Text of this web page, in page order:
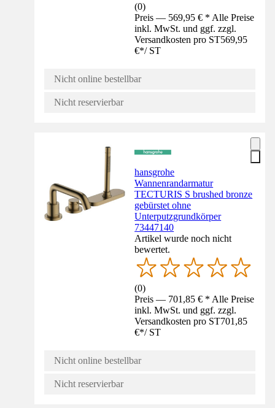
(0)
Preis — 569,95 € * Alle Preise
inkl. MwSt. und ggf. zzgl.
Versandkosten pro ST569,95
€*/ ST
Nicht online bestellbar
Nicht reservierbar
hansgrohe
Wannenrandarmatur
TECTURIS S brushed bronze
gebürstet ohne
Unterputzgrundkörper
73447140
Artikel wurde noch nicht
bewertet.
(0)
Preis — 701,85 € * Alle Preise
inkl. MwSt. und ggf. zzgl.
Versandkosten pro ST701,85
€*/ ST
Nicht online bestellbar
Nicht reservierbar